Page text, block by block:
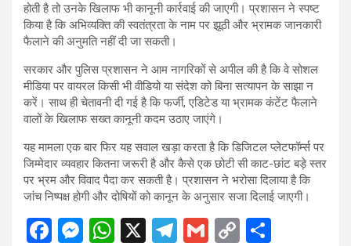
होती है तो उनके खिलाफ भी कानूनी कार्रवाई की जाएगी। प्रशासन ने स्पष्ट
किया है कि अभिव्यक्ति की स्वतंत्रता के नाम पर झूठी और भ्रामक जानकारी
फैलाने की अनुमति नहीं दी जा सकती।
सरकार और पुलिस प्रशासन ने आम नागरिकों से अपील की है कि वे सोशल
मीडिया पर वायरल किसी भी वीडियो या संदेश को बिना सत्यापन के साझा न
करें। साथ ही चेतावनी दी गई है कि फर्जी, एडिटेड या भ्रामक कंटेंट फैलाने
वालों के खिलाफ सख्त कानूनी कदम उठाए जाएंगे।
यह मामला एक बार फिर यह सवाल खड़ा करता है कि डिजिटल प्लेटफॉर्म्स पर
जिम्मेदार व्यवहार कितना जरूरी है और कैसे एक छोटी सी काट-छांट बड़े स्तर
पर भ्रम और विवाद पैदा कर सकती है। प्रशासन ने भरोसा दिलाया है कि
जांच निष्पक्ष होगी और दोषियों को कानून के अनुसार सजा दिलाई जाएगी।
F
M W X
T
G
C